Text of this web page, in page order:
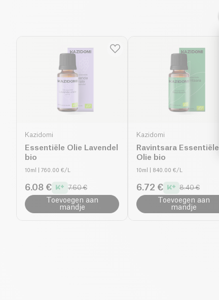
Kazidomi
Essentiële Olie Lavendel
bio
10ml | 760.00 €/L
6.08 € 7.60 €
Toevoegen aan
mandje
Kazidomi
Ravintsara Essentiële
Olie bio
10ml | 840.00 €/L
6.72 € 8.40 €
Toevoegen aan
mandje